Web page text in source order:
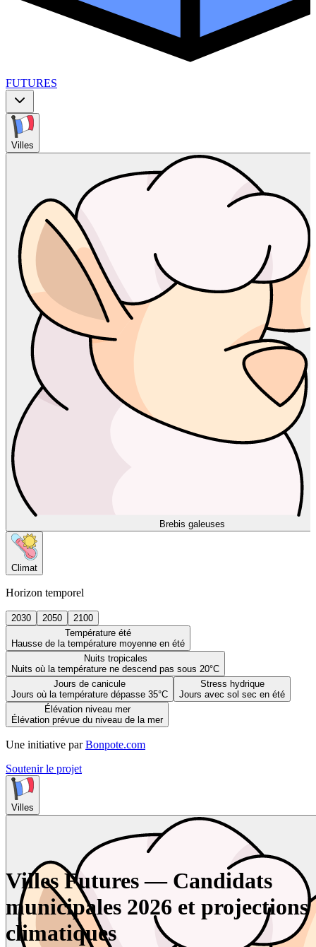
FUTURES
Villes
Brebis galeuses
Climat
Horizon temporel
2030 2050
2100
Température été
Hausse de la température moyenne en été
Nuits tropicales
Nuits où la température ne descend pas sous 20°C
Jours de canicule
Jours où la température dépasse 35°C
Stress hydrique
Jours avec sol sec en été
Élévation niveau mer
Élévation prévue du niveau de la mer
Une initiative par Bonpote.com
Soutenir le projet
Villes
Villes Futures — Candidats
municipales 2026 et projections
climatiques